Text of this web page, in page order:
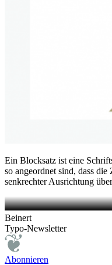
Ein Blocksatz ist eine
so angeordnet sind, dass
senkrechter Ausrichtung
Beinert
Typo-Newsletter
Abonnieren